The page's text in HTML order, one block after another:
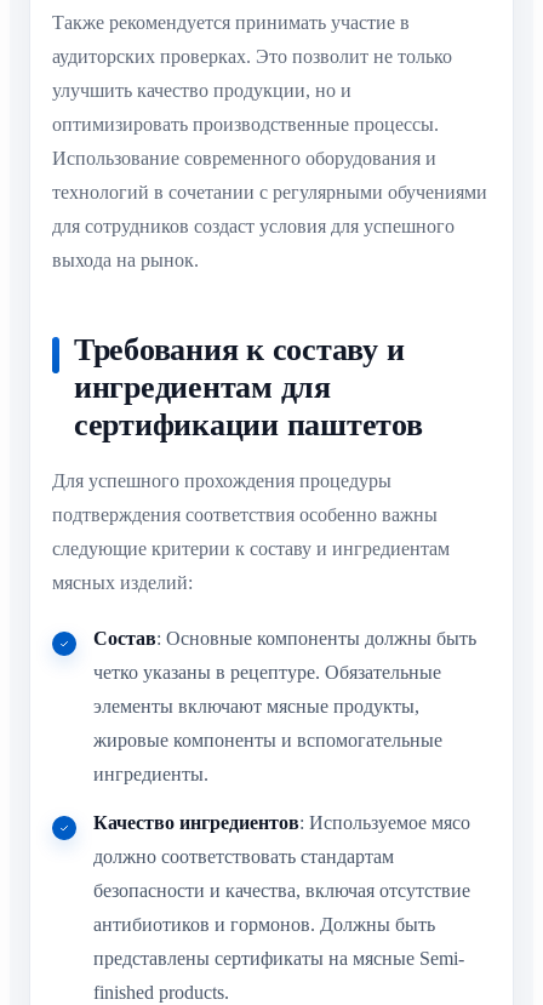
Также рекомендуется принимать участие в
аудиторских проверках. Это позволит не только
улучшить качество продукции, но и
оптимизировать производственные процессы.
Использование современного оборудования и
технологий в сочетании с регулярными обучениями
для сотрудников создаст условия для успешного
выхода на рынок.
Требования к составу и
ингредиентам для
сертификации паштетов
Для успешного прохождения процедуры
подтверждения соответствия особенно важны
следующие критерии к составу и ингредиентам
мясных изделий:
Состав: Основные компоненты должны быть
четко указаны в рецептуре. Обязательные
элементы включают мясные продукты,
жировые компоненты и вспомогательные
ингредиенты.
Качество ингредиентов: Используемое мясо
должно соответствовать стандартам
безопасности и качества, включая отсутствие
антибиотиков и гормонов. Должны быть
представлены сертификаты на мясные Semi-
finished products.